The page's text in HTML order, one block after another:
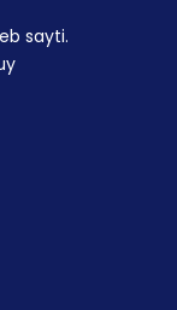
sayti.